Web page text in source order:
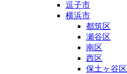
逗子市
横浜市
都筑区
瀬谷区
南区
西区
保土ヶ谷区